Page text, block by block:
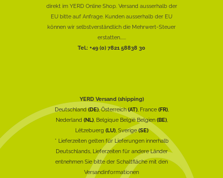
direkt im YERD Online Shop. Versand ausserhalb der
EU bitte auf Anfrage. Kunden ausserhalb der EU
können wir selbstverständlich die Mehrwert-Steuer
erstatten......
Tel.: +49 (0) 7821 58838 30
YERD Versand (shipping)
Deutschland(DE), Österreich(AT), France (FR),
Nederland (NL), Belgique België Belgien (BE),
Lëtzebuerg (LU), Sverige(SE)
* Lieferzeiten gelten für Lieferungen innerhalb
Deutschlands, Lieferzeiten für andere Länder
entnehmen Sie bitte der Schaltfläche mit den
Versandinformationen